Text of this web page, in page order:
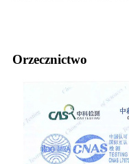
Orzecznictwo